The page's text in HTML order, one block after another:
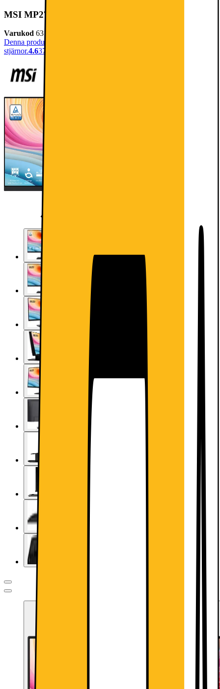
MSI MP273A 27/FHD/IPS/100Hz/1ms
Varukod 631863
Denna produkt har blivit bedömd som 4.6 av 5 möjliga
stjärnor.4.637